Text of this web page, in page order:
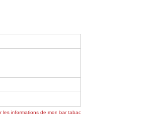
les informations de mon bar tabac